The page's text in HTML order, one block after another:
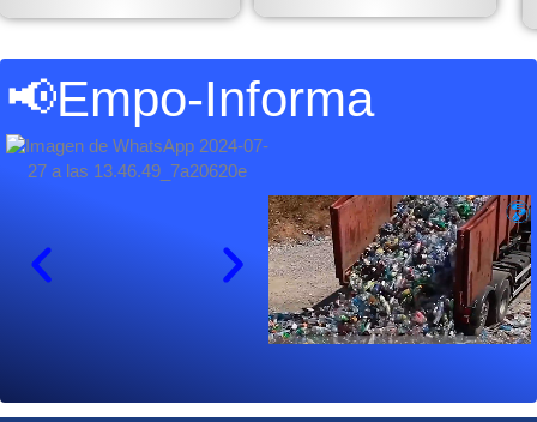
📢Empo-Informa